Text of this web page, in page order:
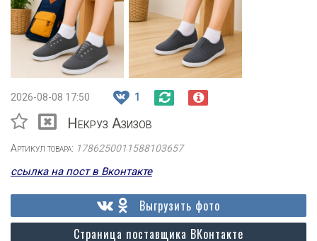
2026-08-08 17:50 1
Некруз Азизов
Артикул товара: 1786250011588103657
ссылка на пост в Вконтакте
Страница поставщика ВКонтакте
Выгрузить фото